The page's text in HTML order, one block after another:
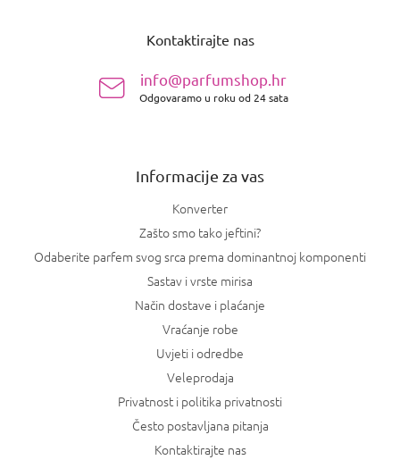
Kontaktirajte nas
info@parfumshop.hr
Odgovaramo u roku od 24 sata
Informacije za vas
Konverter
Zašto smo tako jeftini?
Odaberite parfem svog srca prema dominantnoj komponenti
Sastav i vrste mirisa
Način dostave i plaćanje
Vraćanje robe
Uvjeti i odredbe
Veleprodaja
Privatnost i politika privatnosti
Često postavljana pitanja
Kontaktirajte nas